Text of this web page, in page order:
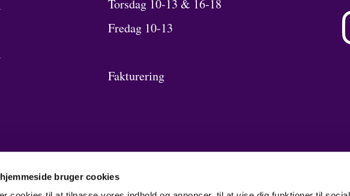
bruger cookies
Torsdag 10-13 & 16-18
Fredag 10-13
Fakturering